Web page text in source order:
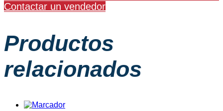
Contactar un vendedor
Productos
relacionados